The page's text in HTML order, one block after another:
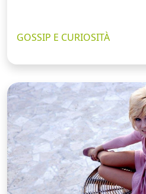
GOSSIP E CURIOSITÀ